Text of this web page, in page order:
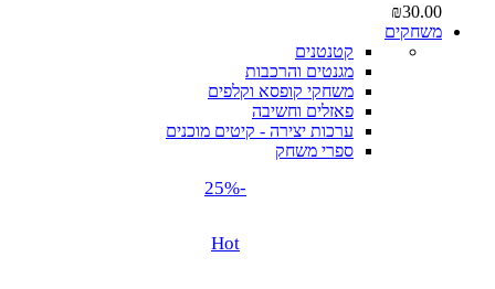
₪30.00
משחקים
קטנטנים
מגנטים והרכבות
משחקי קופסא וקלפים
פאזלים וחשיבה
ערכות יצירה - קיטים מוכנים
ספרי משחק
-25%
Hot